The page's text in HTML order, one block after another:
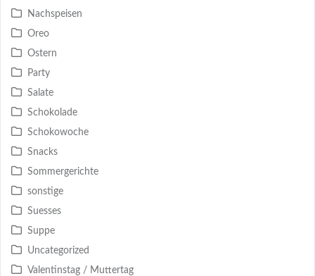
Nachspeisen
Oreo
Ostern
Party
Salate
Schokolade
Schokowoche
Snacks
Sommergerichte
sonstige
Suesses
Suppe
Uncategorized
Valentinstag / Muttertag